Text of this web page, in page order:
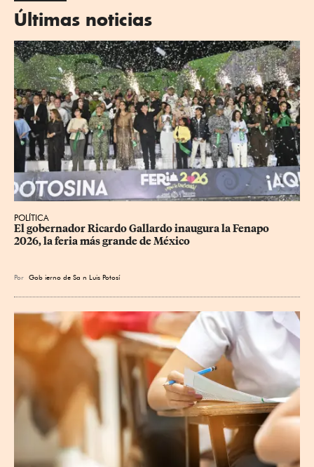
Últimas noticias
POLÍTICA
​El gobernador Ricardo Gallardo inaugura la Fenapo
2026, la feria más grande de México
Por Gob ierno de Sa n Luis Potosí